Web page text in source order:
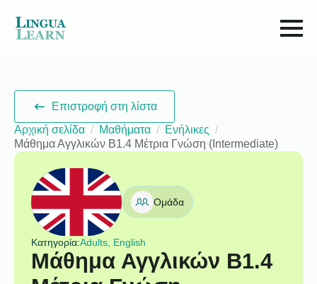
Επιστροφή στη λίστα
Αρχική σελίδα
Μαθήματα
Ενήλικες
Μάθημα Αγγλικών B1.4 Μέτρια Γνώση (Intermediate)
Ομάδα
Κατηγορία:Adults, English
Μάθημα Αγγλικών B1.4